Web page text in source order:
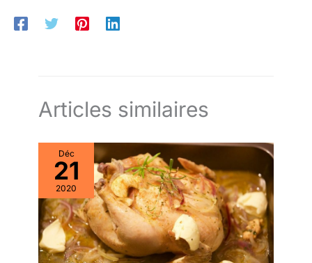
Articles similaires
Déc
21
2020